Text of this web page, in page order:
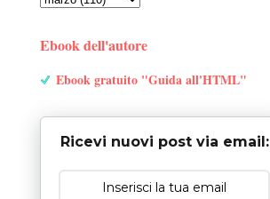
Ebook dell'autore
Ebook gratuito "Guida all'HTML"
Ricevi nuovi post via email: